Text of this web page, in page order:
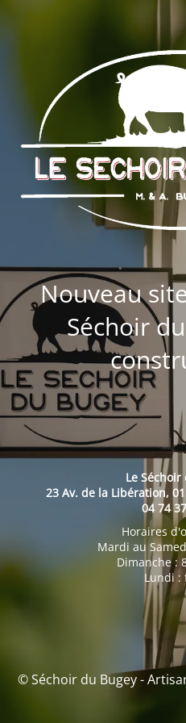
Nouveau
Séchoir
Le Séchoir
23 Av. de la Libération,
04 74
Horaires
Mardi au
Dimanche :
Lundi :
© Séchoir du Bugey -